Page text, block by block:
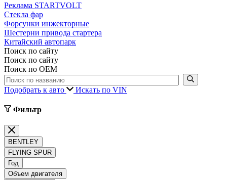
Реклама STARTVOLT
Стекла фар
Форсунки инжекторные
Шестерни привода стартера
Китайский автопарк
Поиск по сайту
Поиск по сайту
Поиск по ОЕМ
Подобрать к авто Искать по VIN
Фильтр
BENTLEY
FLYING SPUR
Год
Объем двигателя